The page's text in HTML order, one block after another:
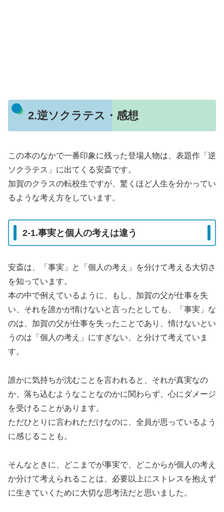
2.逆ソクラテス・感想
この本のなかで一番印象に残った登場人物は、表題作「逆
ソクラテス」に出てくる安斎です。
加賀のクラスの転校生ですが、驚くほど人生を分かってい
るような考え方をしています。
2-1.事実と個人の考えは違う
安斎は、「事実」と「個人の考え」を分けて考える大切さ
を知っています。
本の中で例えているように、もし、加賀の父が仕事を失
い、それを誰かが情けないと言ったとしても、「事実」な
のは、加賀の父が仕事を失ったことであり、情けないとい
うのは「個人の考え」にすぎない、と分けて考えていま
す。
誰かに気持ちが沈むことを言われると、それが真実なの
か、落ち込むようなことなのかに関わらず、心にダメージ
を受けることがあります。
ただひとりに言われただけなのに、全員が思っているよう
に感じることも。
そんなときに、どこまでが事実で、どこからが個人の考え
か分けて考えられることは、必要以上にストレスを抱えず
に生きていくために大切な思考法だと思いました。